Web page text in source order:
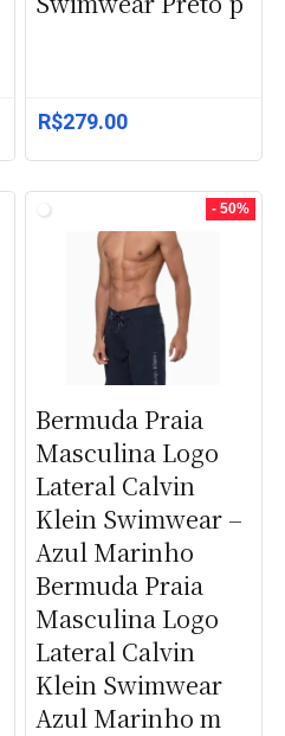
R$279.00
- 50%
Bermuda Praia
Masculina Logo
Lateral Calvin
Klein Swimwear –
Azul Marinho
Bermuda Praia
Masculina Logo
Lateral Calvin
Klein Swimwear
Azul Marinho m